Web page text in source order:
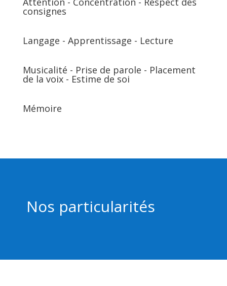
consignes
Langage - Apprentissage - Lecture
Musicalité - Prise de parole - Placement
de la voix - Estime de soi
Mémoire
Nos particularités